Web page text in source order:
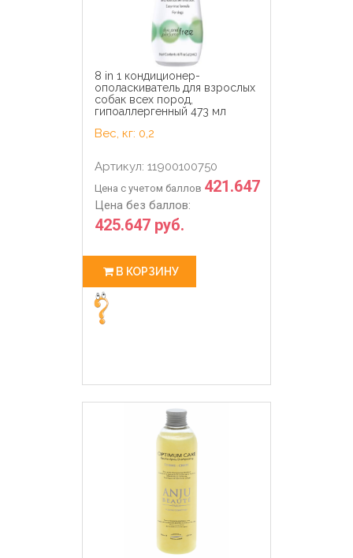
8 in 1 кондиционер-
ополаскиватель для взрослых
собак всех пород,
гипоаллергенный 473 мл
Вес, кг: 0,2
Артикул: 11900100750
Цена с учетом баллов 421.647
Цена без баллов:
425.647 руб.
В КОРЗИНУ